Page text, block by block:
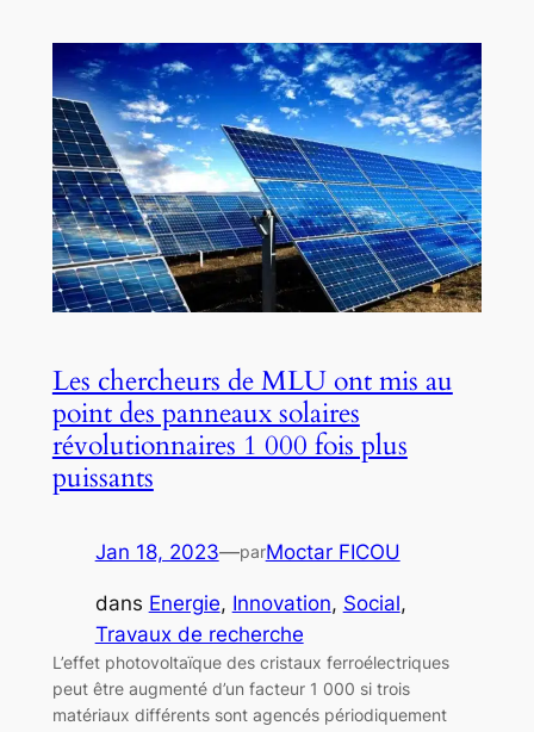
Les chercheurs de MLU ont mis au
point des panneaux solaires
révolutionnaires 1 000 fois plus
puissants
Jan 18, 2023—parMoctar FICOU
dans Energie, Innovation, Social
Travaux de recherche
L’effet photovoltaïque des cristaux ferroélectriques
peut être augmenté d’un facteur 1 000 si trois
matériaux différents sont agencés périodiquement